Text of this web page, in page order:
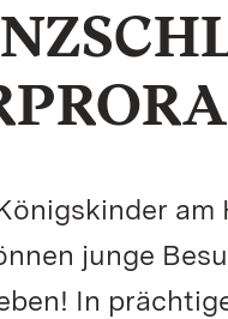
junge
In